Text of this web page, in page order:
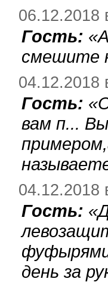
06.12.2018
Гость: «
смешите
04.12.2018
Гость: «
вам п...
04.12.2018
Гость: «
день за